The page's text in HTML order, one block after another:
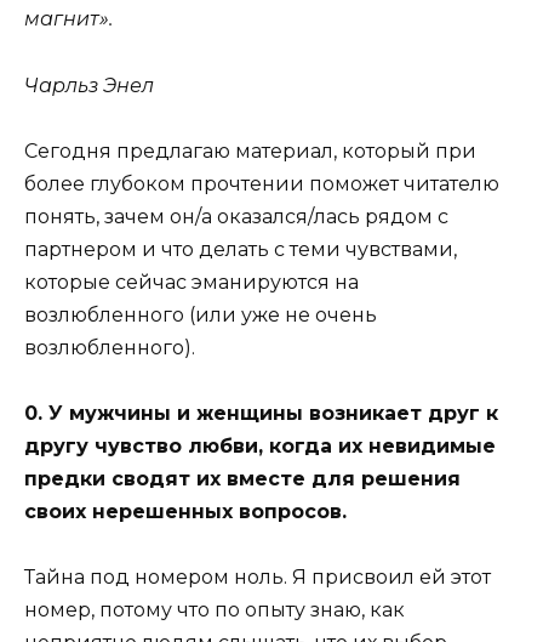
магнит».
Чарльз Энел
Сегодня предлагаю материал, который при
более глубоком прочтении поможет читателю
понять, зачем он/а оказался/лась рядом с
партнером и что делать с теми чувствами,
которые сейчас эманируются на
возлюбленного (или уже не очень
возлюбленного).
0. У мужчины и женщины возникает друг к
другу чувство любви, когда их невидимые
предки сводят их вместе для решения
своих нерешенных вопросов.
Тайна под номером ноль. Я присвоил ей этот
номер, потому что по опыту знаю, как